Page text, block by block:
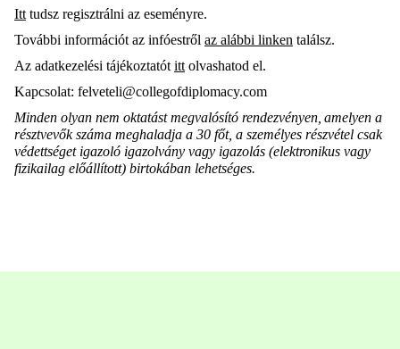
Itt tudsz regisztrálni az eseményre.
További információt az infóestről az alábbi linken találsz.
Az adatkezelési tájékoztatót itt olvashatod el.
Kapcsolat: felveteli@collegofdiplomacy.com
Minden olyan nem oktatást megvalósító rendezvényen, amelyen a
résztvevők száma meghaladja a 30 főt, a személyes részvétel csak
védettséget igazoló igazolvány vagy igazolás (elektronikus vagy
fizikailag előállított) birtokában lehetséges.